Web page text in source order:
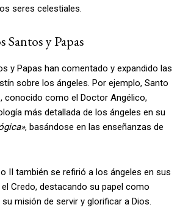
seres celestiales.
Santos y Papas
y Papas han comentado y expandido las
sobre los ángeles. Por ejemplo, Santo
conocido como el Doctor Angélico,
más detallada de los ángeles en su
, basándose en las enseñanzas de
II también se refirió a los ángeles en sus
Credo, destacando su papel como
misión de servir y glorificar a Dios.